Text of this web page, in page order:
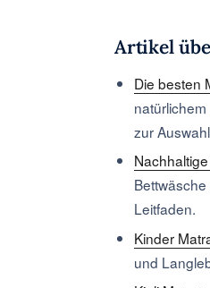
Artikel
Die besten
zur
Leitfaden.
Kinder
und